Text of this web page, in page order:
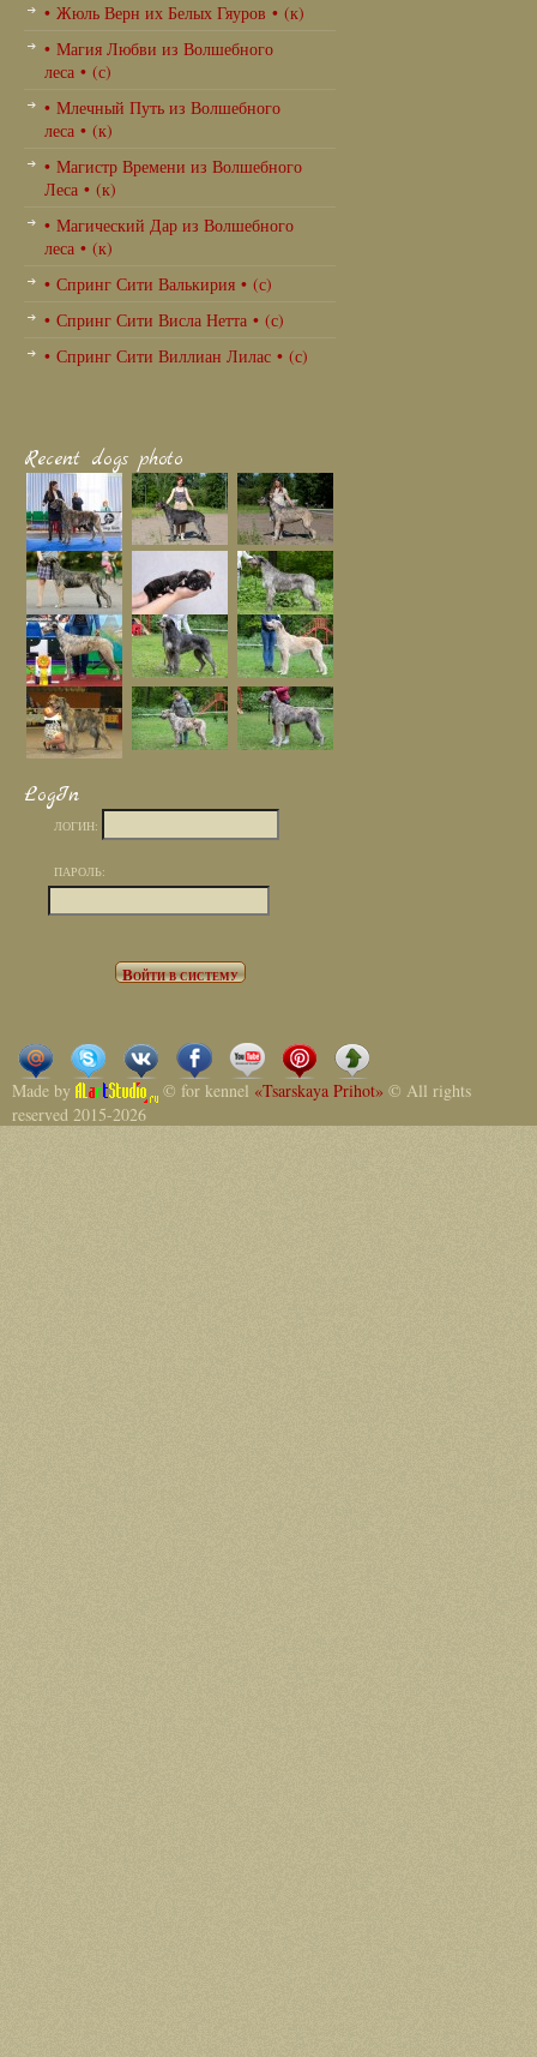
• Жюль Верн их Белых Гяуров • (к)
• Магия Любви из Волшебного
леса • (с)
• Млечный Путь из Волшебного
леса • (к)
• Магистр Времени из Волшебного
Леса • (к)
• Магический Дар из Волшебного
леса • (к)
• Спринг Сити Валькирия • (с)
• Спринг Сити Висла Нетта • (с)
• Спринг Сити Виллиан Лилас • (с)
Recent dogs photo
LogIn
ЛОГИН:
ПАРОЛЬ:
Made by © for kennel «Tsarskaya Prihot» © All rights
reserved 2015-2026